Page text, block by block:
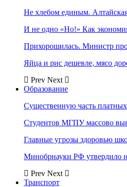
Не хлебом единым.
И не одно «Но!» Как
Прихорошилась. Министр
Яйца и рис дешевле, мясо
Prev Next
Образование
Существенную часть платных
Студентов МГПУ массово
Главные угрозы здоровью
Минобрнауки РФ утвердило
Prev Next
Транспорт